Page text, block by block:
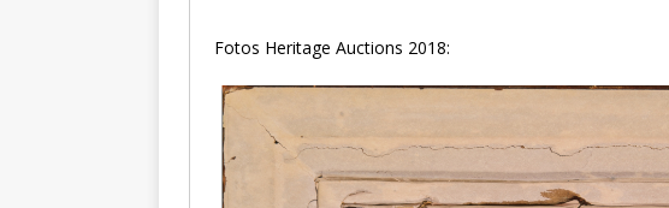
Fotos Heritage Auctions 2018: